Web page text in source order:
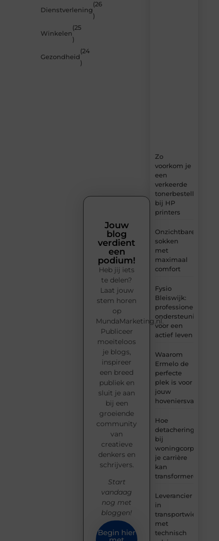
Dienstverlening
(26
)
Winkelen
(25
)
Gezondheid
(24
)
Zo
voorkom je
een
verkeerde
tonerbestelling
bij HP
printers
Onzichtbare
sokken
met
maximaal
comfort
Fysio
Bleiswijk:
professionele
ondersteuning
voor een
actief leven
Waarom
Ermelo de
perfecte
plek is voor
jouw
Hoe
detachering
bij
woningcorporaties
je carrière
kan
transformeren
Leverancier
in
transportwielen
met
technisch
Jouw
blog
verdient
een
podium!
Heb jij iets
te delen?
Laat jouw
stem horen
op
MundaMarketing.nl.
Publiceer
moeiteloos
je blogs,
inspireer
een breed
publiek en
sluit je aan
bij een
groeiende
community
van
creatieve
denkers en
schrijvers.
Start
vandaag
nog met
bloggen!
Begin hier